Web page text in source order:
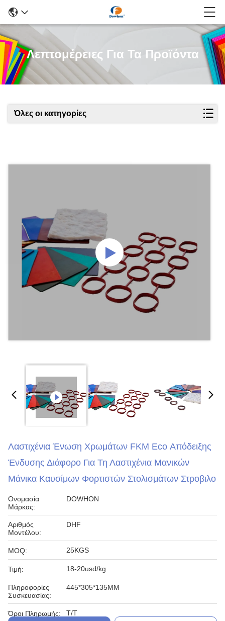
Λεπτομέρειες Για Τα Προϊόντα
Όλες οι κατηγορίες
Λαστιχένια Ένωση Χρωμάτων FKM Eco Απόδειξης
Ένδυσης Διάφορο Για Τη Λαστιχένια Μανικών
Μάνικα Καυσίμων Φορτιστών Στολισμάτων Στροβιλο
Ονομασία
Μάρκας:
DOWHON
Αριθμός
Μοντέλου:
DHF
MOQ: 25KGS
Τιμή: 18-20usd/kg
Πληροφορίες
Συσκευασίας:
445*305*135MM
Όροι Πληρωμής:
T/T